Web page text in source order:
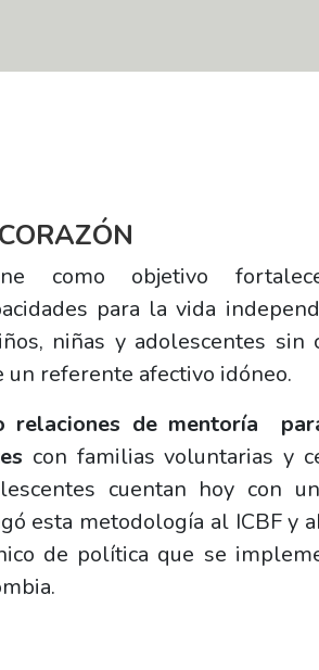
como objetivo
para la vida
niñas y adolescentes sin
un referente afectivo idóneo.
relaciones de mentoría
con familias voluntarias y
cuentan hoy con
esta metodología al ICBF y
de política que se